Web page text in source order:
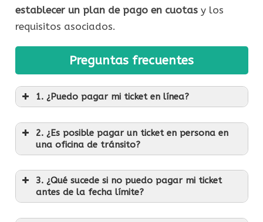
establecer un plan de pago en cuotasy los
requisitos asociados.
Preguntas frecuentes
1. ¿Puedo pagar mi ticket en línea?
2. ¿Es posible pagar un ticket en persona en
una oficina de tránsito?
3. ¿Qué sucede si no puedo pagar mi ticket
antes de la fecha límite?